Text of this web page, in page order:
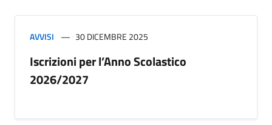
AVVISI 30 DICEMBRE 2025
Iscrizioni per l’Anno Scolastico
2026/2027